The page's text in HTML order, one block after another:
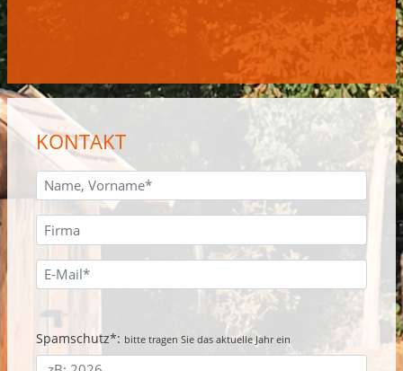
KONTAKT
Spamschutz*: bitte tragen Sie das aktuelle Jahr ein